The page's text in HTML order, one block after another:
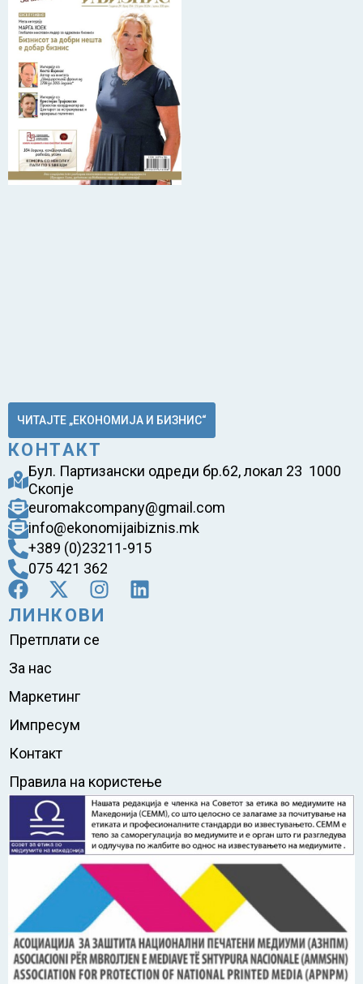
ЧИТАЈТЕ „ЕКОНОМИЈА И БИЗНИС“
КОНТАКТ
Бул. Партизански одреди бр.62, локал 23 1000
Скопје
euromakcompany@gmail.com
info@ekonomijaibiznis.mk
+389 (0)23211-915
075 421 362
ЛИНКОВИ
Претплати се
За нас
Маркетинг
Импресум
Контакт
Правила на користење